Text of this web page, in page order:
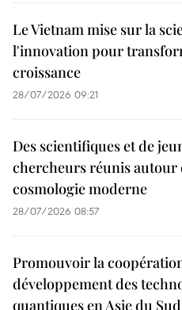
Le Vietnam mise sur la
l'innovation pour
croissance
28/07/2026 09:21
Des scientifiques et de
chercheurs réunis autour
cosmologie moderne
28/07/2026 08:57
Promouvoir la
développement des
quantiques en Asie du